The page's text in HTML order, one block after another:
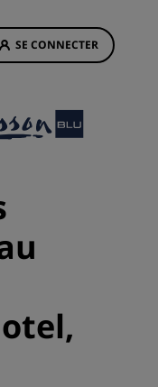
SE CONNECTER
les premiers